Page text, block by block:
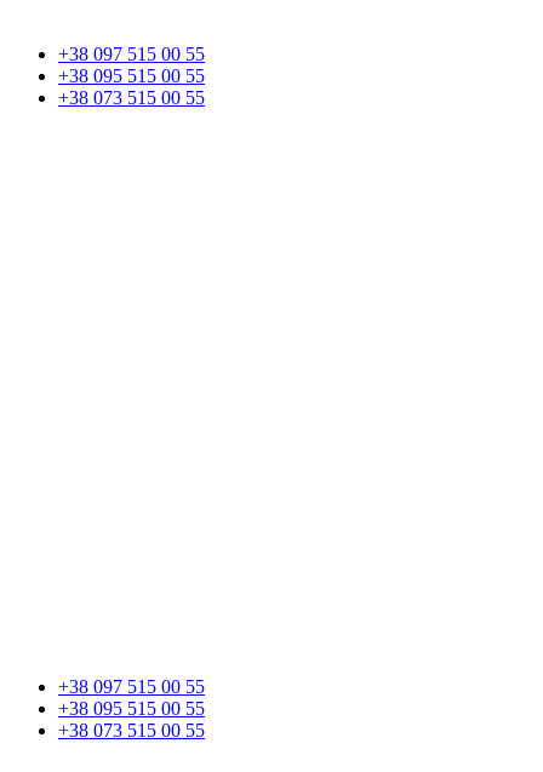
+38 097 515 00 55
+38 095 515 00 55
+38 073 515 00 55
+38 097 515 00 55
+38 095 515 00 55
+38 073 515 00 55